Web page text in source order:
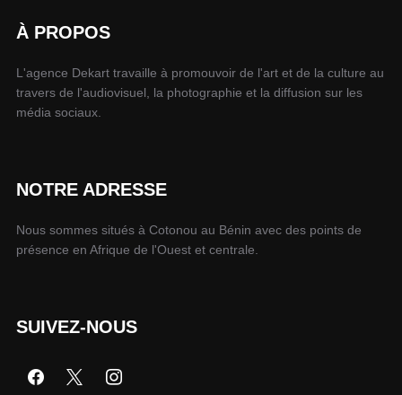
À PROPOS
L'agence Dekart travaille à promouvoir de l'art et de la culture au
travers de l'audiovisuel, la photographie et la diffusion sur les
média sociaux.
NOTRE ADRESSE
Nous sommes situés à Cotonou au Bénin avec des points de
présence en Afrique de l'Ouest et centrale.
SUIVEZ-NOUS